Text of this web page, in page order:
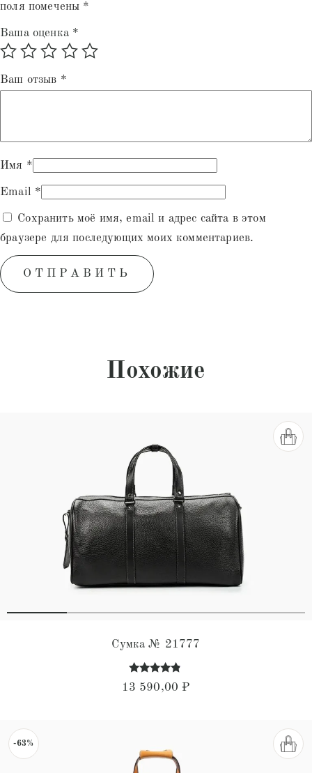
поля помечены *
Ваша оценка *
Ваш отзыв *
Имя *
Email *
Сохранить моё имя, email и адрес сайта в этом
браузере для последующих моих комментариев.
Похожие
Сумка № 21777
Оценка
4.63
13 590,00 ₽
-63%